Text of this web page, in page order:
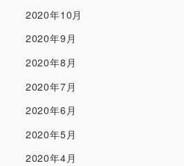
2020年10月
2020年9月
2020年8月
2020年7月
2020年6月
2020年5月
2020年4月